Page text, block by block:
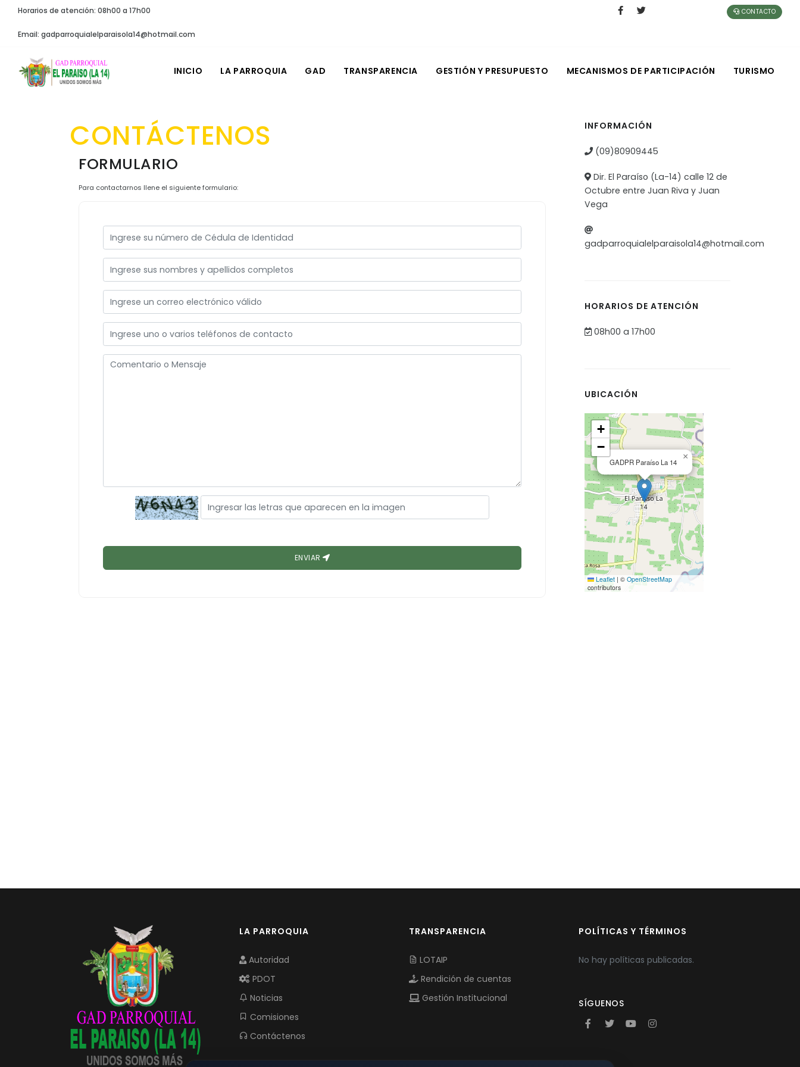
Horarios de atención: 08h00 a 17h00
Email: gadparroquialelparaisola14@hotmail.com
CONTACTO
INICIO LA PARROQUIA GAD TRANSPARENCIA GESTIÓN Y PRESUPUESTO MECANISMOS DE PARTICIPACIÓN TURISMO
CONTÁCTENOS
FORMULARIO
Para contactarnos llene el siguiente formulario:
ENVIAR
INFORMACIÓN
(09)80909445
Dir. El Paraíso (La-14) calle 12 de
Octubre entre Juan Riva y Juan
Vega
gadparroquialelparaisola14@hotmail.com
HORARIOS DE ATENCIÓN
08h00 a 17h00
UBICACIÓN
GADPR Paraíso La 14
×
+
−
Leaflet | © OpenStreetMap
contributors
LA PARROQUIA
Autoridad
PDOT
Noticias
Comisiones
Contáctenos
TRANSPARENCIA
LOTAIP
Rendición de cuentas
Gestión Institucional
POLÍTICAS Y TÉRMINOS
No hay políticas publicadas.
SÍGUENOS